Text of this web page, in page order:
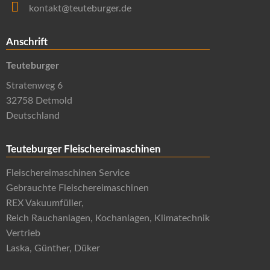
kontakt@teuteburger.de
Anschrift
Teuteburger
Stratenweg 6
32758 Detmold
Deutschland
Teuteburger Fleischereimaschinen
Fleischereimaschinen Service
Gebrauchte Fleischereimaschinen
REX Vakuumfüller,
Reich Rauchanlagen, Kochanlagen, Klimatechnik
Vertrieb
Laska, Günther, Düker